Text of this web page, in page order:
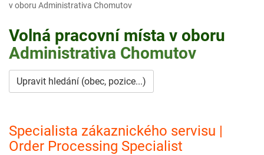
v oboru Administrativa Chomutov
Volná pracovní místa v oboru
Administrativa Chomutov
Upravit hledání (obec, pozice...)
Specialista zákaznického servisu |
Order Processing Specialist